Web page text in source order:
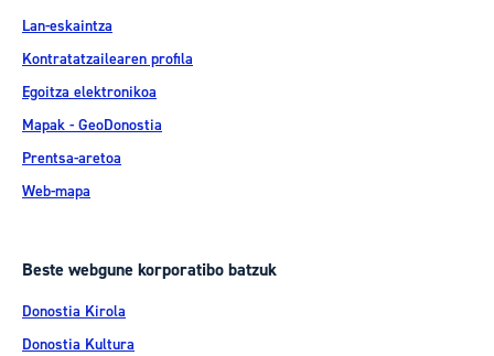
Lan-eskaintza
Kontratatzailearen profila
Egoitza elektronikoa
Mapak - GeoDonostia
Prentsa-aretoa
Web-mapa
Beste webgune korporatibo batzuk
Donostia Kirola
Donostia Kultura